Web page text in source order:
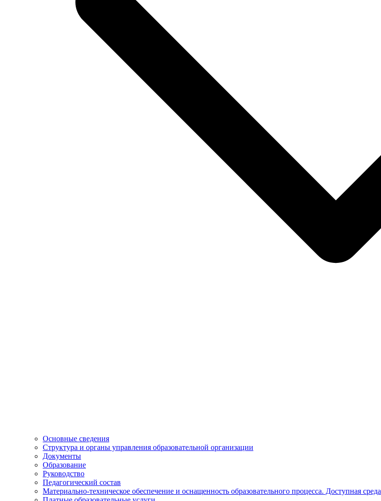
Основные сведения
Структура и органы управления образовательной организации
Документы
Образование
Руководство
Педагогический состав
Материально-техническое обеспечение и оснащенность образовательного процесса. Доступная среда